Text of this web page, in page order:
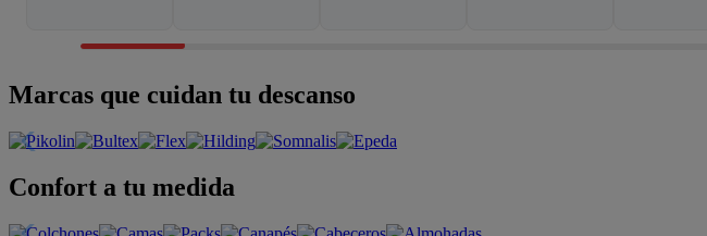
Marcas que cuidan tu descanso
Confort a tu medida